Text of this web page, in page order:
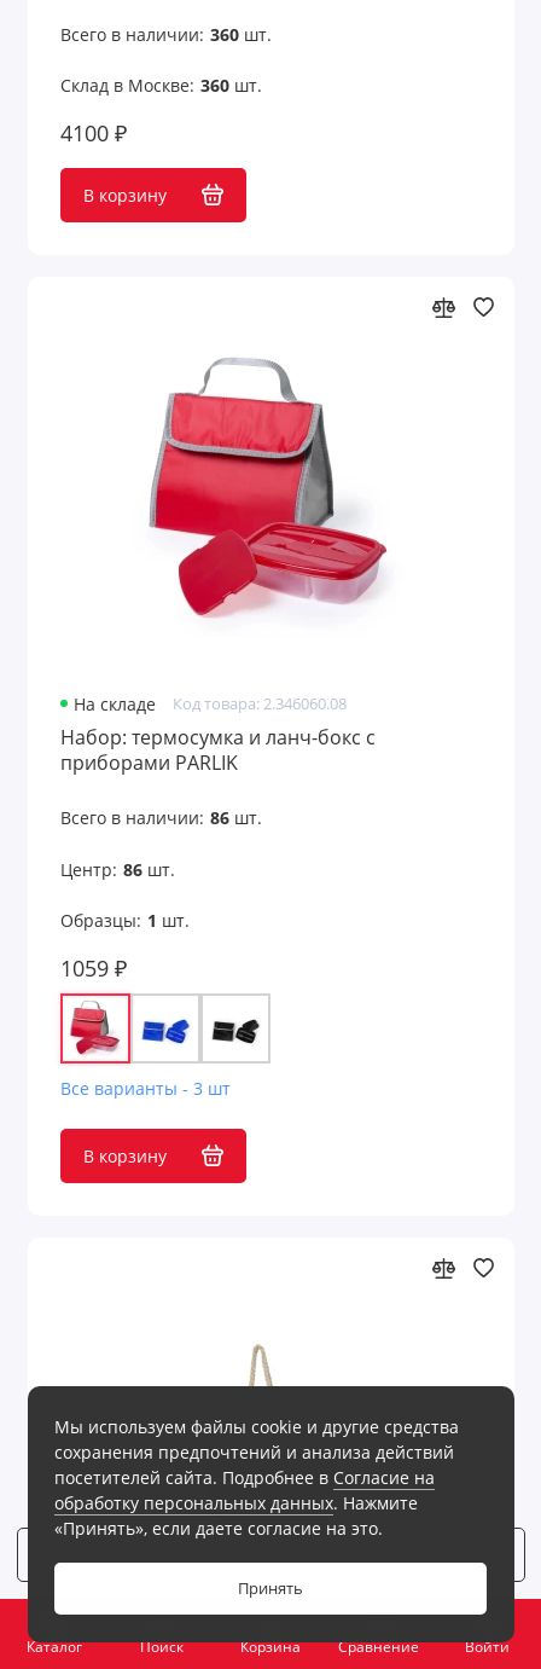
Каталог Поиск Корзина
0
Сравнение
Войти
Всего в наличии: 360шт.
Склад в Москве: 360шт.
4100 ₽
В корзину
На складе Код товара: 2.346060.08
Набор: термосумка и ланч-бокс с
приборами PARLIK
Всего в наличии: 86шт.
Центр: 86шт.
Образцы: 1 шт.
1059 ₽
Все варианты - 3 шт
В корзину
Мы используем файлы cookie и другие средства
сохранения предпочтений и анализа действий
посетителей сайта. Подробнее в Согласие на
обработку персональных данных. Нажмите
«Принять», если даете согласие на это.
Принять